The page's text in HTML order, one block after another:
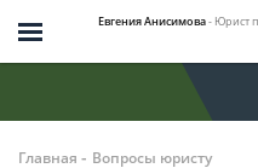
Евгения Анисимова- Юрист
Главная - Вопросы юристу